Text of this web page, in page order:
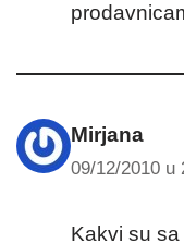
Mirjana
09/12/2010 u
Kakvi su